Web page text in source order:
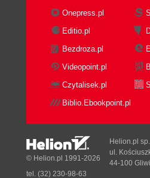
Konfigurowanie
Tworzenie
Tworzenie elementu
Tworzenie zapytań i
GraphQL
Konfigurowanie klienta
Tworzenie ścieżek
Tworzenie stron
Onepress.pl
Editio.pl
Bezdroza.pl
Videopoint.pl
Czytalisek.pl
Biblio.Ebookpoint.pl
© Helion.pl 1991-2026
Helion.pl
ul.
44-100
tel. (32) 230-98-63